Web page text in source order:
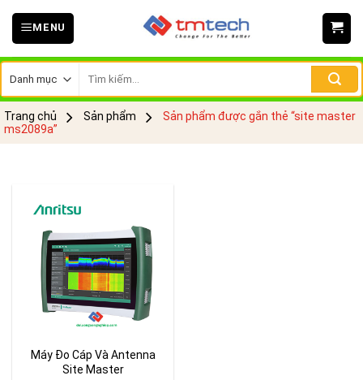
Skip
MENU
kiếm:
Trang chủ Sản phẩm
Sản phẩm được gắn thẻ “site master
ms2089a”
Máy Đo Cáp Và Antenna
Site Master